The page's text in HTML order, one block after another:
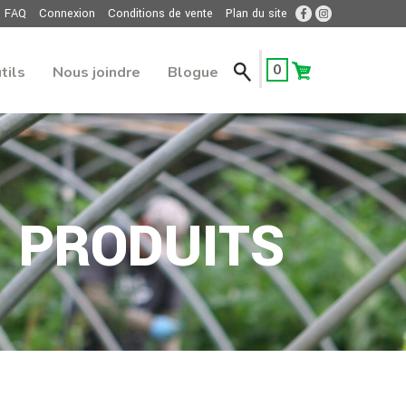
FAQ Connexion Conditions de vente Plan du site
Nous joindre Blogue 0
PRODUITS